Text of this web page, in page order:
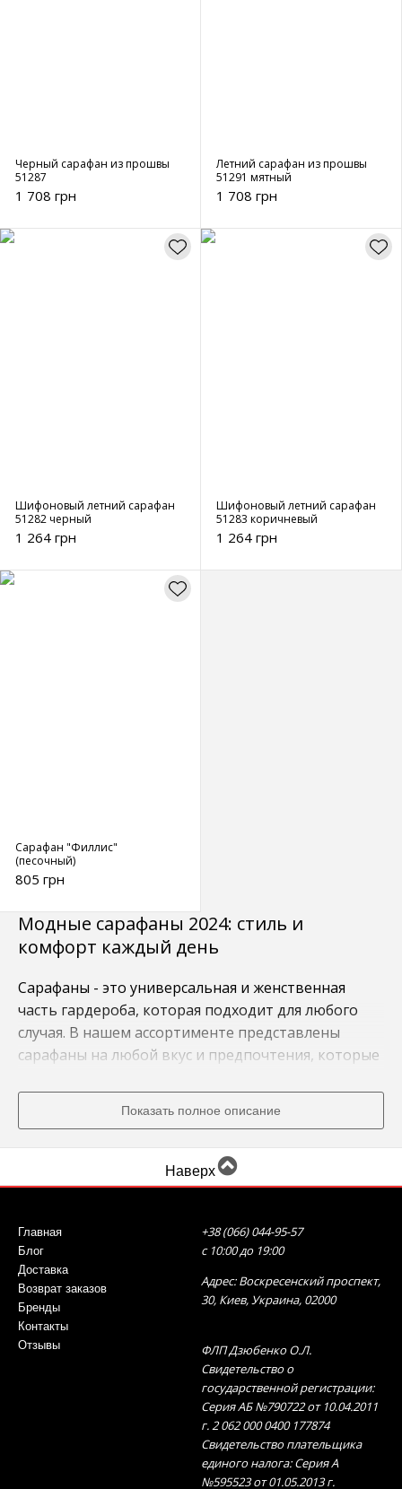
Черный сарафан из прошвы
51287
1 708 грн
Летний сарафан из прошвы
51291 мятный
1 708 грн
Шифоновый летний сарафан
51282 черный
1 264 грн
Шифоновый летний сарафан
51283 коричневый
1 264 грн
Сарафан "Филлис"
(песочный)
805 грн
Модные сарафаны 2024: стиль и
комфорт каждый день
Сарафаны - это универсальная и женственная
часть гардероба, которая подходит для любого
случая. В нашем ассортименте представлены
сарафаны на любой вкус и предпочтения, которые
выглядеть стильно в любой ситуации.
Сарафаны: элегантность и удобство в
разнообразие стилей, цветов и фасонов. От
классических черных моделей до ярких цветочных
узоров - у нас вы найдете сарафан, который
отражает вашу индивидуальность и
подчеркивает вашу красоту. Вы можете выбрать
сарафан с запахом для романтического образа или
более строгую модель на запахе для офисного
Купить сарафан онлайн в интернет-
магазине Mo-Woman
Показать полное описание
Наверх
Главная
Блог
Доставка
Возврат заказов
Бренды
Контакты
Отзывы
+38 (066) 044-95-57
с 10:00 до 19:00
Адрес: Воскресенский проспект,
30, Киев, Украина, 02000
ФЛП Дзюбенко О.Л.
Свидетельство о
государственной регистрации:
Серия АБ №790722 от 10.04.2011
г. 2 062 000 0400 177874
Свидетельство плательщика
единого налога: Серия А
№595523 от 01.05.2013 г.